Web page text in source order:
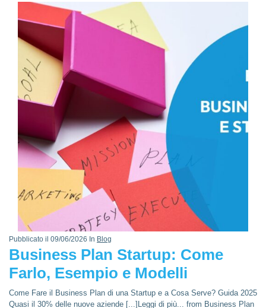
Pubblicato il 09/06/2026 In Blog
Business Plan Startup: Come
Farlo, Esempio e Modelli
Come Fare il Business Plan di una Startup e a Cosa Serve? Guida 2025
Quasi il 30% delle nuove aziende [...]Leggi di più... from Business Plan